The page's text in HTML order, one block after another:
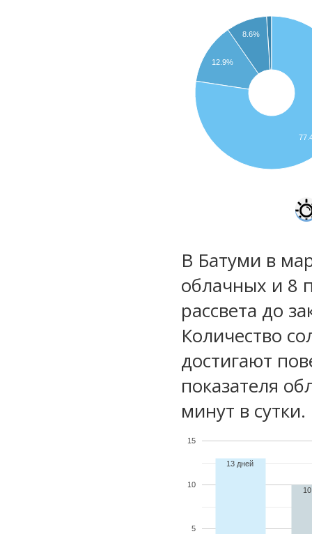
8.6%
12.9%
В Батуми в
облачных и 8
рассвета до
Количество
достигают
показателя
минут в сутки.
5
10
15
13 дней